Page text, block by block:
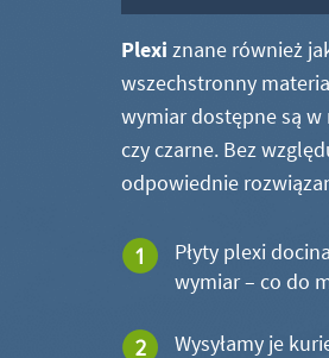
Plexi znane również
wszechstronny
wymiar dostępne są
czy czarne. Bez
odpowiednie
Płyty plexi
wymiar – co do
Wysyłamy je